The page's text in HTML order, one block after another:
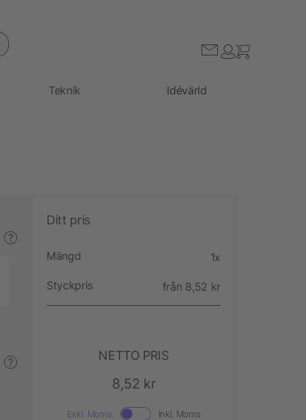
Teknik Idévärld
?
?
Ditt pris
Mängd 1x
Styckpris från 8,52 kr
NETTO PRIS
8,52 kr
Exkl. Moms. Inkl. Moms